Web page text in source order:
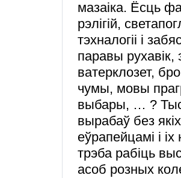
мазаіка. Ёсць
рэлігій,
тэхналогіі і
паравы рухавік,
ватерклозет,
чумы, мовы
выбары, … ?
вырабаў без
еўрапейцамі і
трэба рабіць
асоб розных